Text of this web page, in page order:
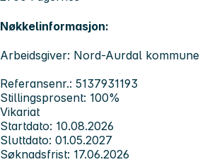
Nøkkelinformasjon:
Arbeidsgiver: Nord-Aurdal kommune
Referansenr.: 5137931193
Stillingsprosent: 100%
Vikariat
Startdato: 10.08.2026
Sluttdato: 01.05.2027
Søknadsfrist: 17.06.2026